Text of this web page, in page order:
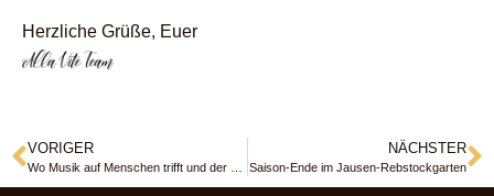
Herzliche Grüße, Euer
VORIGER NÄCHSTER
Saison-Ende im Jausen-Rebstockgarten